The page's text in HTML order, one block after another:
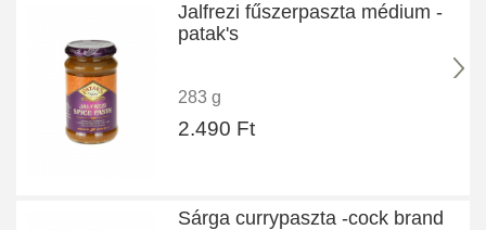
Jalfrezi fűszerpaszta médium -
patak's
283 g
2.490 Ft
Sárga currypaszta -cock brand